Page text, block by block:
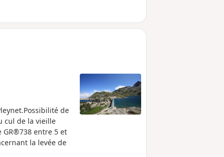
de
cul de la vieille
entre 5 et
la levée de